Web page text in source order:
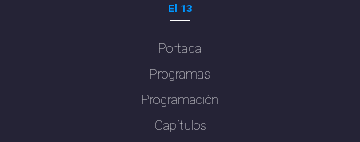
El 13
Portada
Programas
Programación
Capítulos